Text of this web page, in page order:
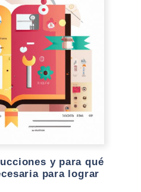
y para qué
para lograr